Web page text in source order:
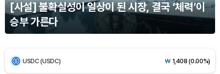
[사설] 불확실성이 일상이 된 시장, 결국 ‘체력’이
승부 가른다
Tether USDt (USDT) ₩ 1,407(-0.01%)
BNB (BNB) ₩853,362(+1.45%)
USDC (USDC) ₩ 1,408(0.00%)